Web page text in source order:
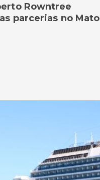
Rowntree
parcerias no Mato